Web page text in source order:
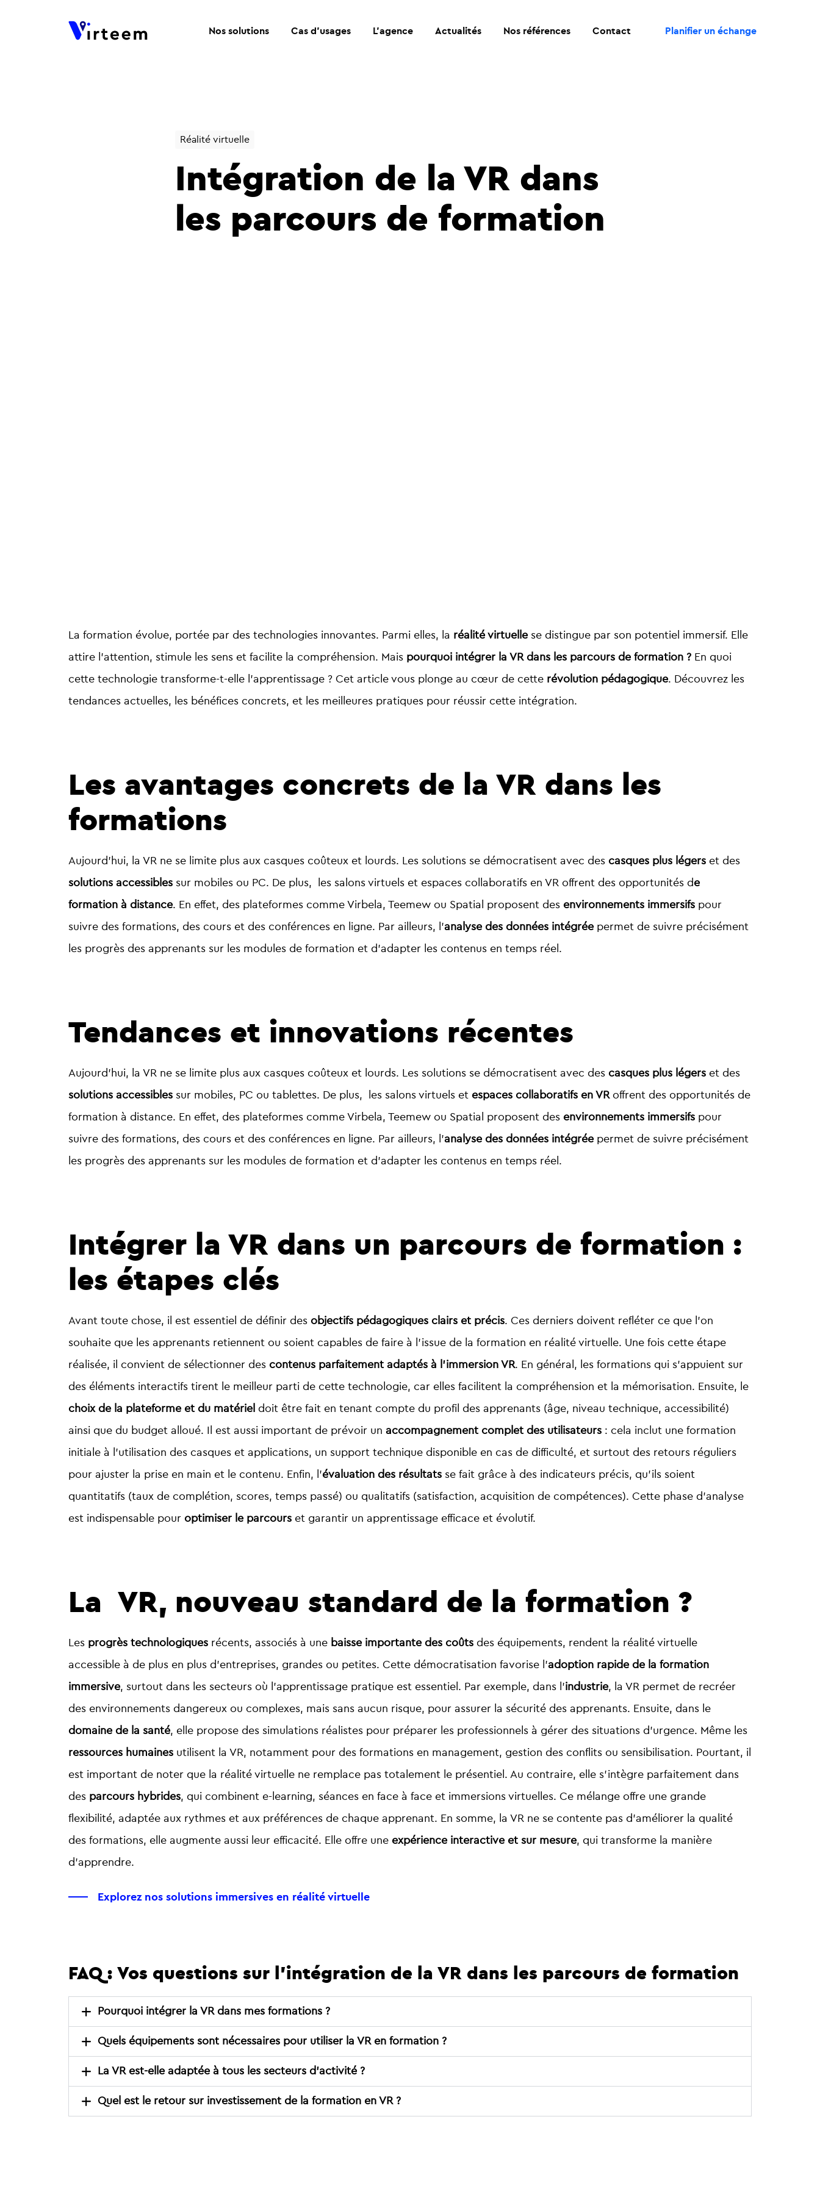
Nos solutions Cas d’usages L’agence Actualités Nos références Contact Planifier un échange
Réalité virtuelle
Intégration de la VR dans
les parcours de formation
La formation évolue, portée par des technologies innovantes. Parmi elles, la réalité virtuelle se distingue par son potentiel immersif. Elle
attire l’attention, stimule les sens et facilite la compréhension. Mais pourquoi intégrer la VR dans les parcours de formation ? En quoi
cette technologie transforme-t-elle l’apprentissage ? Cet article vous plonge au cœur de cette révolution pédagogique. Découvrez les
tendances actuelles, les bénéfices concrets, et les meilleures pratiques pour réussir cette intégration.
Les avantages concrets de la VR dans les
formations
Aujourd’hui, la VR ne se limite plus aux casques coûteux et lourds. Les solutions se démocratisent avec des casques plus légers et des
solutions accessibles sur mobiles ou PC. De plus, les salons virtuels et espaces collaboratifs en VR offrent des opportunités de
formation à distance. En effet, des plateformes commeVirbela, Teemew ou Spatial proposent des environnements immersifs pour
suivre des formations, des cours et des conférences en ligne. Par ailleurs, l’analyse des données intégrée permet de suivre précisément
les progrès des apprenants sur les modules de formation et d’adapter les contenus en temps réel.
Tendances et innovations récentes
Aujourd’hui, la VR ne se limite plus aux casques coûteux et lourds. Les solutions se démocratisent avec des casques plus légers et des
solutions accessibles sur mobiles, PC ou tablettes. De plus, les salons virtuels et espaces collaboratifs en VRoffrent des opportunités de
formation à distance. En effet, des plateformes comme Virbela, Teemew ou Spatial proposent des environnements immersifs pour
suivre des formations, des cours et des conférences en ligne. Par ailleurs, l’analyse des données intégrée permet de suivre précisément
les progrès des apprenants sur les modules de formation et d’adapter les contenus en temps réel.
Intégrer la VR dans un parcours de formation :
les étapes clés
Avant toute chose, il est essentiel de définir des objectifs pédagogiques clairs et précis. Ces derniers doivent refléter ce que l’on
souhaite que les apprenants retiennent ou soient capables de faire à l’issue de la formation en réalité virtuelle. Une fois cette étape
réalisée, il convient de sélectionner des contenus parfaitement adaptés à l’immersion VR. En général, les formations qui s’appuient sur
des éléments interactifs tirent le meilleur parti de cette technologie, car elles facilitent la compréhension et la mémorisation. Ensuite, le
choix de la plateforme et du matériel doit être fait en tenant compte du profil des apprenants (âge, niveau technique, accessibilité)
ainsi que du budget alloué. Il est aussi important de prévoir un accompagnement complet des utilisateurs : cela inclut une formation
initiale à l’utilisation des casques et applications, un support technique disponible en cas de difficulté, et surtout des retours réguliers
pour ajuster la prise en main et le contenu. Enfin, l’évaluation des résultats se fait grâce à des indicateurs précis, qu’ils soient
quantitatifs (taux de complétion, scores, temps passé) ou qualitatifs (satisfaction, acquisition de compétences). Cette phase d’analyse
est indispensable pour optimiser le parcours et garantir un apprentissage efficace et évolutif.
La VR, nouveau standard de la formation ?
Les progrès technologiques récents, associés à une baisse importante des coûts des équipements, rendent la réalité virtuelle
accessible à de plus en plus d’entreprises, grandes ou petites. Cette démocratisation favorise l’adoption rapide de la formation
immersive, surtout dans les secteurs où l’apprentissage pratique est essentiel. Par exemple, dans l’industrie, la VR permet de recréer
des environnements dangereux ou complexes, mais sans aucun risque, pour assurer la sécurité des apprenants. Ensuite, dans le
domaine de la santé, elle propose des simulations réalistes pour préparer les professionnels à gérer des situations d’urgence. Même les
ressources humaines utilisent la VR, notamment pour des formations en management, gestion des conflits ou sensibilisation. Pourtant, il
est important de noter que la réalité virtuelle ne remplace pas totalement le présentiel. Au contraire, elle s’intègre parfaitement dans
des parcours hybrides, qui combinent e-learning, séances en face à face et immersions virtuelles. Ce mélange offre une grande
flexibilité, adaptée aux rythmes et aux préférences de chaque apprenant. En somme, la VR ne se contente pas d’améliorer la qualité
des formations, elle augmente aussi leur efficacité. Elle offre une expérience interactive et sur mesure, qui transforme la manière
d’apprendre.
Explorez nos solutions immersives en réalité virtuelle
FAQ : Vos questions sur l’intégration de la VR dans les parcours de formation
Pourquoi intégrer la VR dans mes formations ?
Quels équipements sont nécessaires pour utiliser la VR en formation ?
La VR est-elle adaptée à tous les secteurs d’activité ?
Quel est le retour sur investissement de la formation en VR ?